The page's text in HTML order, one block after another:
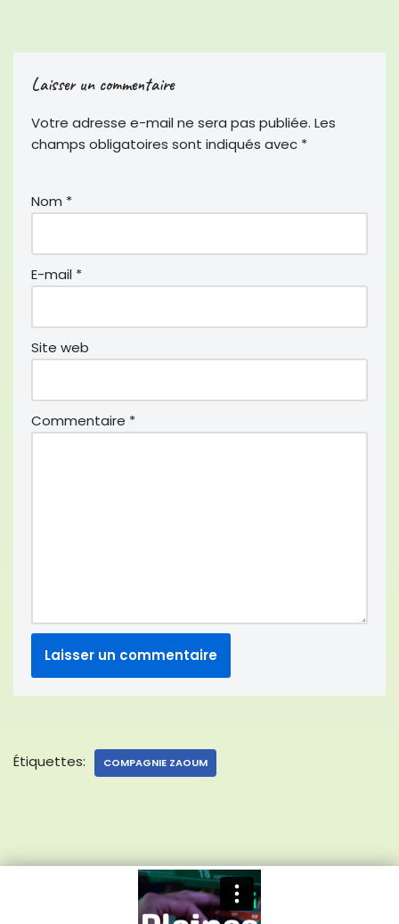
e
b
o
t
t
r
i
l
Laisser un commentaire
Votre adresse e-mail ne sera pas publiée. Les
champs obligatoires sont indiqués avec *
Nom *
E-mail *
Site web
Commentaire *
Étiquettes: COMPAGNIE ZAOUM